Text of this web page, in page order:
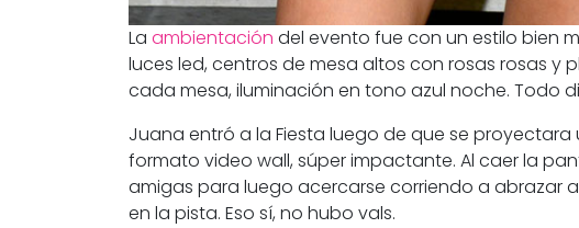
La ambientación del evento fue con un estilo bien
luces led, centros de mesa altos con rosas rosas y
cada mesa, iluminación en tono azul noche. Todo
Juana entró a la Fiesta luego de que se proyectara
formato video wall, súper impactante. Al caer la
amigas para luego acercarse corriendo a abrazar
en la pista. Eso sí, no hubo vals.